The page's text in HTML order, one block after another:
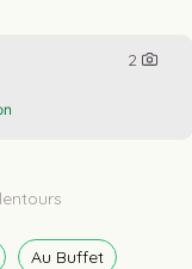
2
Au Buffet